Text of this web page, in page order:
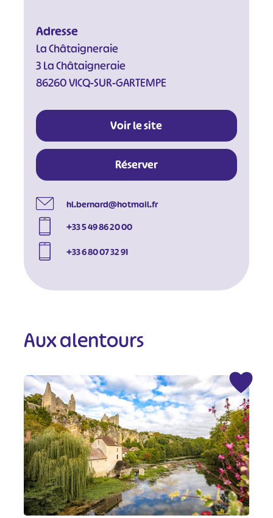
Adresse
La Châtaigneraie
3 La Châtaigneraie
86260 VICQ-SUR-GARTEMPE
Voir le site
Réserver
hl.bernard@hotmail.fr
+33 5 49 86 20 00
+33 6 80 07 32 91
Aux alentours